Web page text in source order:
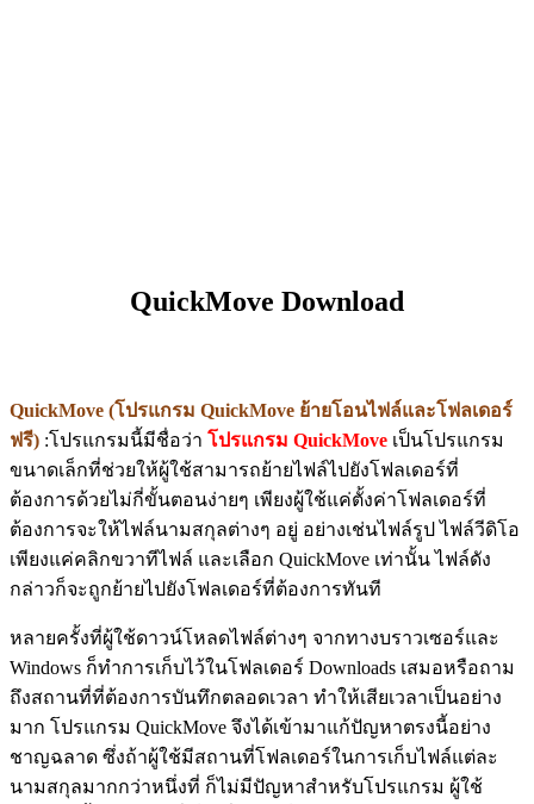
QuickMove Download
QuickMove (โปรแกรม QuickMove ย้ายโอนไฟล์และโฟลเดอร์
ฟรี) :โปรแกรมนี้มีชื่อว่า โปรแกรม QuickMove เป็นโปรแกรม
ขนาดเล็กที่ช่วยให้ผู้ใช้สามารถย้ายไฟล์ไปยังโฟลเดอร์ที่
ต้องการด้วยไม่กี่ขั้นตอนง่ายๆ เพียงผู้ใช้แค่ตั้งค่าโฟลเดอร์ที่
ต้องการจะให้ไฟล์นามสกุลต่างๆ อยู่ อย่างเช่นไฟล์รูป ไฟล์วีดิโอ
เพียงแค่คลิกขวาทีไฟล์ และเลือก QuickMove เท่านั้น ไฟล์ดัง
กล่าวก็จะถูกย้ายไปยังโฟลเดอร์ที่ต้องการทันที
หลายครั้งที่ผู้ใช้ดาวน์โหลดไฟล์ต่างๆ จากทางบราวเซอร์และ
Windows ก็ทำการเก็บไว้ในโฟลเดอร์ Downloads เสมอหรือถาม
ถึงสถานที่ที่ต้องการบันทึกตลอดเวลา ทำให้เสียเวลาเป็นอย่าง
มาก โปรแกรม QuickMove จึงได้เข้ามาแก้ปัญหาตรงนี้อย่าง
ชาญฉลาด ซึ่งถ้าผู้ใช้มีสถานที่โฟลเดอร์ในการเก็บไฟล์แต่ละ
นามสกุลมากกว่าหนึ่งที่ ก็ไม่มีปัญหาสำหรับโปรแกรม ผู้ใช้